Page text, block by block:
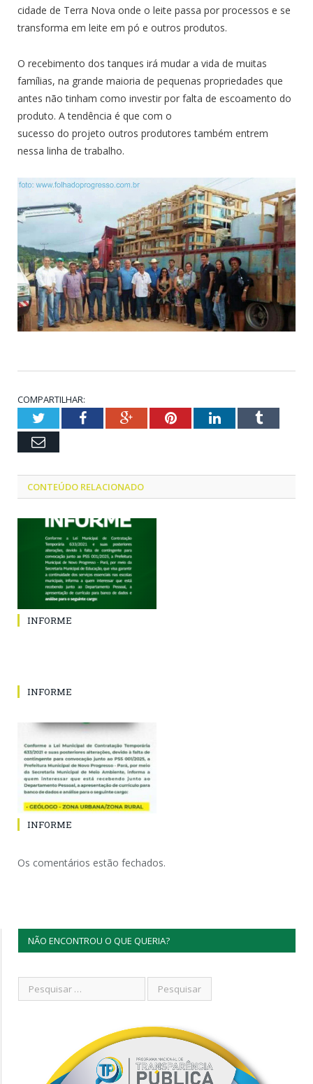
cidade de Terra Nova onde o leite passa por processos e se
transforma em leite em pó e outros produtos.
O recebimento dos tanques irá mudar a vida de muitas
famílias, na grande maioria de pequenas propriedades que
antes não tinham como investir por falta de escoamento do
produto. A tendência é que com o
sucesso do projeto outros produtores também entrem
nessa linha de trabalho.
COMPARTILHAR:
TwitterFacebookGoogle+PinterestLinkedInTumblr
Email
CONTEÚDO RELACIONADO
INFORME
INFORME
INFORME
Os comentários estão fechados.
NÃO ENCONTROU O QUE QUERIA?